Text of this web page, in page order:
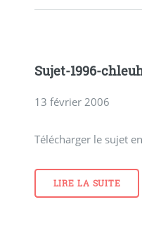
Sujet-1996-
13 février 2006
Télécharger le sujet
LIRE LA SUITE